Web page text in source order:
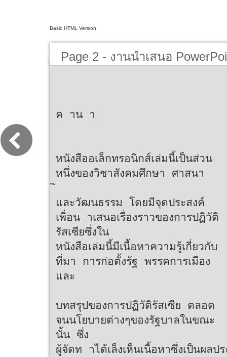
Basic HTML Version
Page 2 - งานนำเสนอ
ค าน า
หนังสืออเล็กทรอนิกส์เล่มนี้เป็นส่วน
หนึ่งของวิชาสังคมศึกษา ศาสนา
และวัฒนธรรม โดยมีจุดประสงค์
เพื่อน าเสนอเรื่องราวของการปฏิวัติ
รัสเซียซึ่งใน
หนังสือเล่มนี้มีเนื้อหาความรู้เกี่ยวกับ
ที่มา การก่อตั้งรัฐ พรรคการเมือง
และ
บทสรุปของการปฏิวัติรัสเซีย ตลอด
จนนโยบายต่างๆของรัฐบาลในขณะ
นั้น ซึ่ง
ผู้จัดท าได้เล็งเห็นเนื้อหาซึ่งเป็นผลป